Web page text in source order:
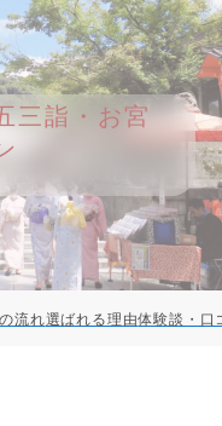
三詣・お宮
流れ選ばれる理由体験談・口